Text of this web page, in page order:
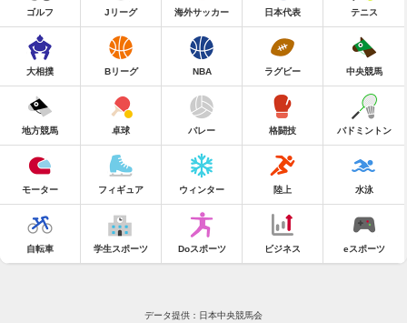
ゴルフ Jリーグ 海外サッカー 日本代表 テニス
大相撲 Bリーグ NBA ラグビー 中央競馬
地方競馬 卓球 バレー 格闘技 バドミントン
モーター フィギュア ウィンター 陸上 水泳
自転車 学生スポーツ Doスポーツ ビジネス eスポーツ
データ提供：日本中央競馬会